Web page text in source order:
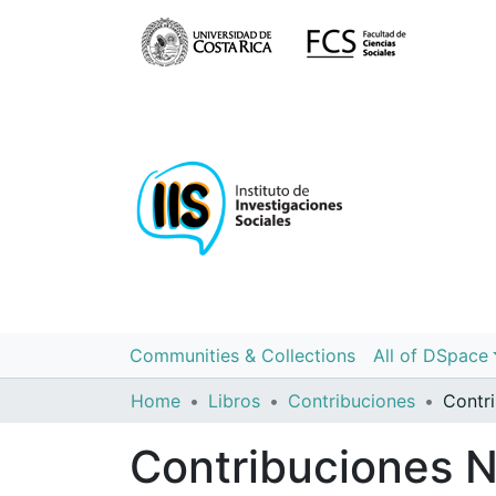
Communities & Collections All of DSpace
Home Libros Contribuciones
Contribuciones